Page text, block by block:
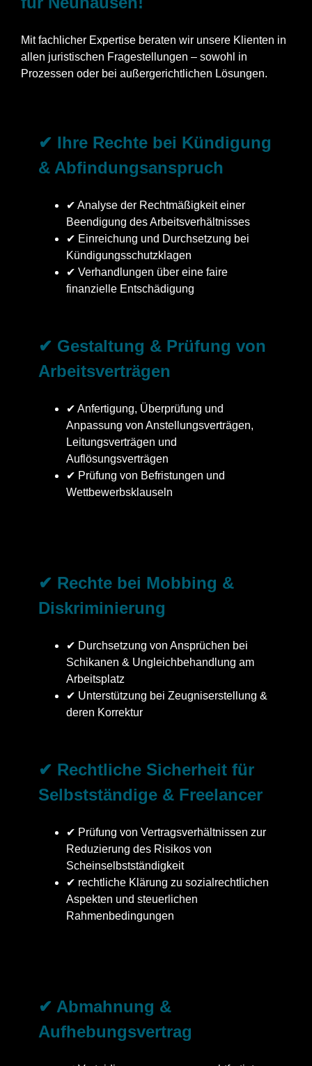
Mit fachlicher Expertise beraten wir unsere Klienten in
allen juristischen Fragestellungen – sowohl in
Prozessen oder bei außergerichtlichen Lösungen.
✔ Ihre Rechte bei Kündigung
& Abfindungsanspruch
✔ Analyse der Rechtmäßigkeit einer
Beendigung des Arbeitsverhältnisses
✔ Einreichung und Durchsetzung bei
Kündigungsschutzklagen
✔ Verhandlungen über eine faire
finanzielle Entschädigung
✔ Gestaltung & Prüfung von
Arbeitsverträgen
✔ Anfertigung, Überprüfung und
Anpassung von Anstellungsverträgen,
Leitungsverträgen und
Auflösungsverträgen
✔ Prüfung von Befristungen und
Wettbewerbsklauseln
✔ Rechte bei Mobbing &
Diskriminierung
✔ Durchsetzung von Ansprüchen bei
Schikanen & Ungleichbehandlung am
Arbeitsplatz
✔ Unterstützung bei Zeugniserstellung &
deren Korrektur
✔ Rechtliche Sicherheit für
Selbstständige & Freelancer
✔ Prüfung von Vertragsverhältnissen zur
Reduzierung des Risikos von
Scheinselbstständigkeit
✔ rechtliche Klärung zu sozialrechtlichen
Aspekten und steuerlichen
Rahmenbedingungen
✔ Abmahnung &
Aufhebungsvertrag